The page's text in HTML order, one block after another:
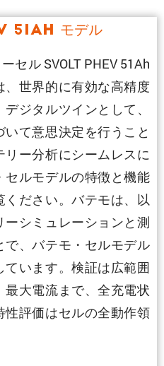
51Ah モデル
セル SVOLT PHEV 51Ah
世界的に有効な高精度
ジタルツインとして、
て意思決定を行うこと
ー分析にシームレスに
ルモデルの特徴と機能
ください。バテモは、以
シミュレーションと測
、バテモ・セルモデル
います。検証は広範囲
大電流まで、全充電状
評価はセルの全動作領